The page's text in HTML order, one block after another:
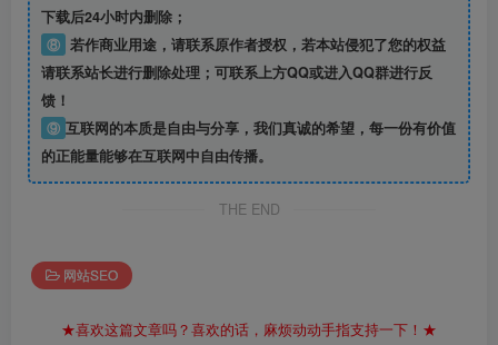
下载后24小时内删除；
⑧ 若作商业用途，请联系原作者授权，若本站侵犯了您的权益
请联系站长进行删除处理；可联系上方QQ或进入QQ群进行反
馈！
⑨ 互联网的本质是自由与分享，我们真诚的希望，每一份有价值
的正能量能够在互联网中自由传播。
THE END
网站SEO
★喜欢这篇文章吗？喜欢的话，麻烦动动手指支持一下！★